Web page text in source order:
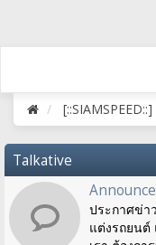
[::SIAMSPEED::]
Talkative
ประกาศข่า
แต่งรถยนต์